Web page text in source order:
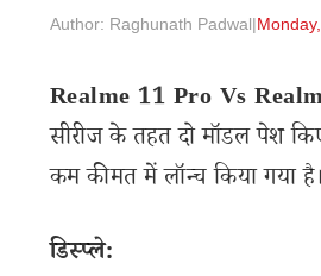
Author: Raghunath Padwal|
Realme 11 Pro Vs
सीरीज के तहत दो मॉडल पेश
कम कीमत में लॉन्च किया गया
डिस्प्ले: